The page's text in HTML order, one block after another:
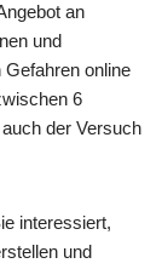
an
und
online
6
der Versuch
interessiert,
und